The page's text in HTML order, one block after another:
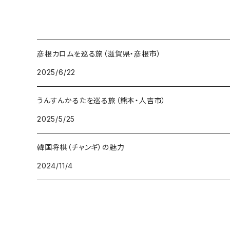
彦根カロムを巡る旅（滋賀県・彦根市）
2025/6/22
うんすんかるたを巡る旅（熊本・人吉市）
2025/5/25
韓国将棋（チャンギ）の魅力
2024/11/4